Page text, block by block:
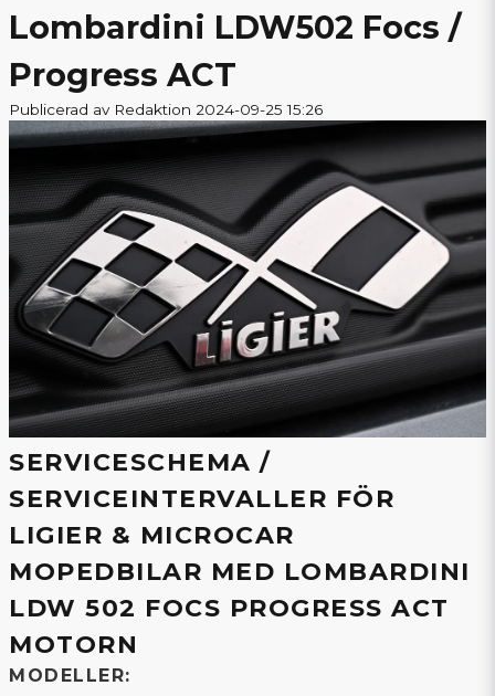
Lombardini LDW502 Focs /
Progress ACT
Publicerad av Redaktion 2024-09-25 15:26
SERVICESCHEMA /
SERVICEINTERVALLER FÖR
LIGIER & MICROCAR
MOPEDBILAR MED LOMBARDINI
LDW 502 FOCS PROGRESS ACT
MOTORN
MODELLER: